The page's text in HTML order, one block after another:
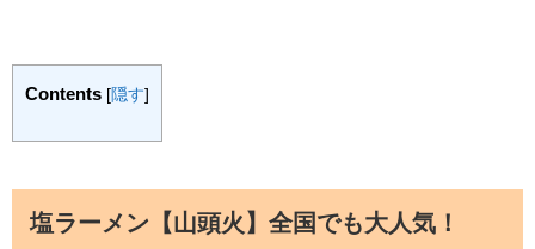
Contents [隠す]
塩ラーメン【山頭火】全国でも大人気！